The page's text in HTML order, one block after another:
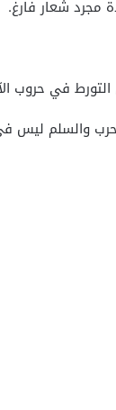
مجرد شعار فارغ.
في حروب
الحرب والسلم